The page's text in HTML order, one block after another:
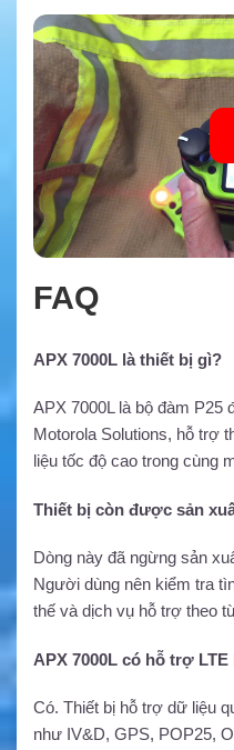
FAQ
APX 7000L là thiết bị gì?
APX 7000L là bộ đàm P25
Motorola Solutions, hỗ trợ
liệu tốc độ cao trong cùng
Thiết bị còn được sản
Dòng này đã ngừng sản
Người dùng nên kiểm tra
thế và dịch vụ hỗ trợ theo
APX 7000L có hỗ trợ
Có. Thiết bị hỗ trợ dữ liệu
như IV&D, GPS, POP25,